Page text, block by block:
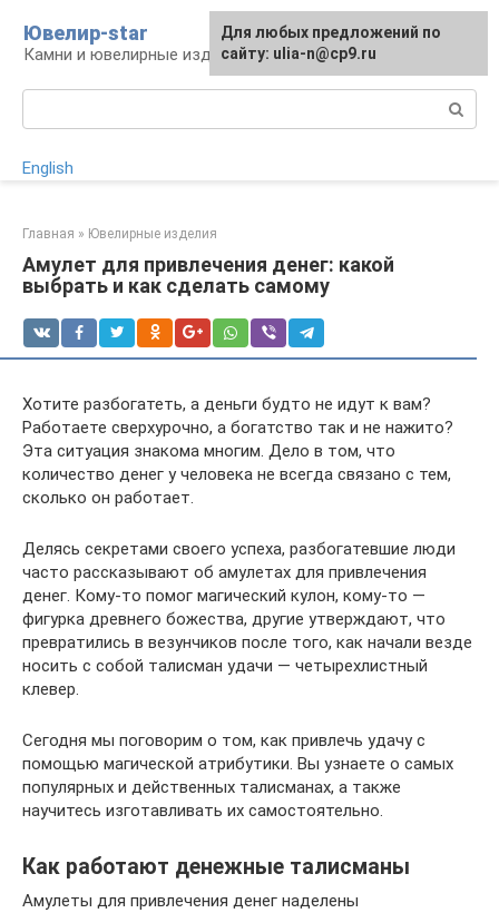
контенту
Ювелир-star
Камни и ювелирные изделия
English
Главная » Ювелирные изделия
Амулет для привлечения денег: какой
выбрать и как сделать самому
Хотите разбогатеть, а деньги будто не идут к вам?
Работаете сверхурочно, а богатство так и не нажито?
Эта ситуация знакома многим. Дело в том, что
количество денег у человека не всегда связано с тем,
сколько он работает.
Делясь секретами своего успеха, разбогатевшие люди
часто рассказывают об амулетах для привлечения
денег. Кому-то помог магический кулон, кому-то —
фигурка древнего божества, другие утверждают, что
превратились в везунчиков после того, как начали везде
носить с собой талисман удачи — четырехлистный
клевер.
Сегодня мы поговорим о том, как привлечь удачу с
помощью магической атрибутики. Вы узнаете о самых
популярных и действенных талисманах, а также
научитесь изготавливать их самостоятельно.
Как работают денежные талисманы
Амулеты для привлечения денег наделены
Для любых предложений по
сайту: ulia-n@cp9.ru